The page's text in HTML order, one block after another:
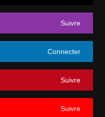
Suivre
Connecter
Suivre
Suivre